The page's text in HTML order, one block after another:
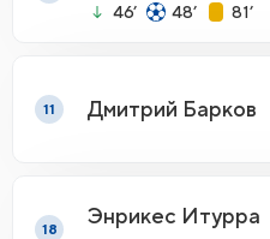
46’ 48’ 81’
11 Дмитрий Барков
18
Энрикес Итурра